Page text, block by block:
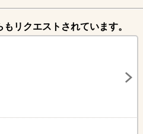
リクエストされています。